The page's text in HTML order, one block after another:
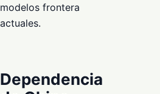
modelos frontera
actuales.
Dependencia